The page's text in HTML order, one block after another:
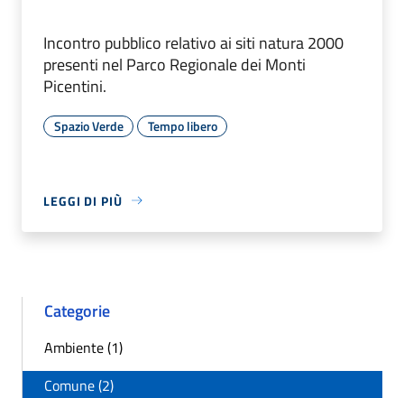
Incontro pubblico relativo ai siti natura 2000
presenti nel Parco Regionale dei Monti
Picentini.
Spazio Verde Tempo libero
LEGGI DI PIÙ
Categorie
Ambiente (1)
Comune (2)